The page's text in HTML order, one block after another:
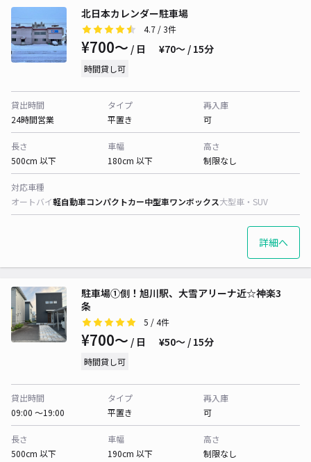
北日本カレンダー駐車場
4.7 / 3件
¥700〜 / 日 ¥70〜 / 15分
時間貸し可
貸出時間
24時間営業
タイプ
平置き
再入庫
可
長さ
500cm 以下
車幅
180cm 以下
高さ
制限なし
対応車種
オートバイ軽自動車コンパクトカー中型車ワンボックス大型車・SUV
詳細へ
駐車場①側！旭川駅、大雪アリーナ近☆神楽3
条
5 / 4件
¥700〜 / 日 ¥50〜 / 15分
時間貸し可
貸出時間
09:00 〜19:00
タイプ
平置き
再入庫
可
長さ
500cm 以下
車幅
190cm 以下
高さ
制限なし